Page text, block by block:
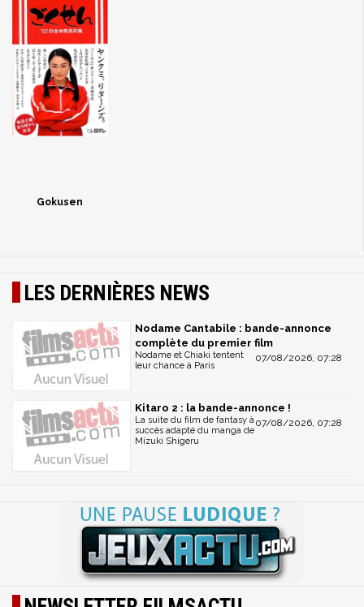
Gokusen
LES DERNIÈRES NEWS
Nodame Cantabile : bande-annonce
complète du premier film
07/08/2026, 07:28
Nodame et Chiaki tentent
leur chance à Paris
Kitaro 2 : la bande-annonce !
07/08/2026, 07:28
La suite du film de fantasy à
succès adapté du manga de
Mizuki Shigeru